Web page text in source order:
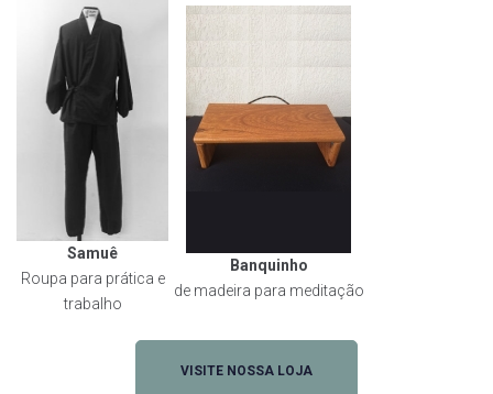
Samuê
Roupa para prática e
trabalho
Banquinho
de madeira para meditação
VISITE NOSSA LOJA